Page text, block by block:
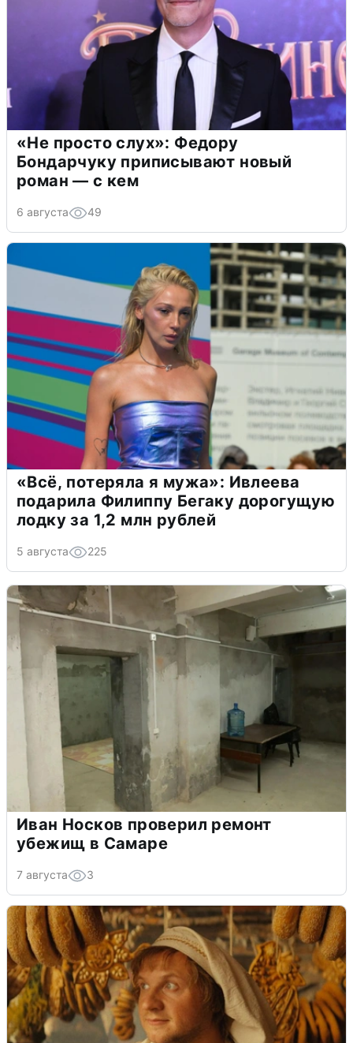
«Не просто слух»: Федору
Бондарчуку приписывают новый
роман — с кем
6 августа 49
«Всё, потеряла я мужа»: Ивлеева
подарила Филиппу Бегаку дорогущую
лодку за 1,2 млн рублей
5 августа 225
Иван Носков проверил ремонт
убежищ в Самаре
7 августа 3